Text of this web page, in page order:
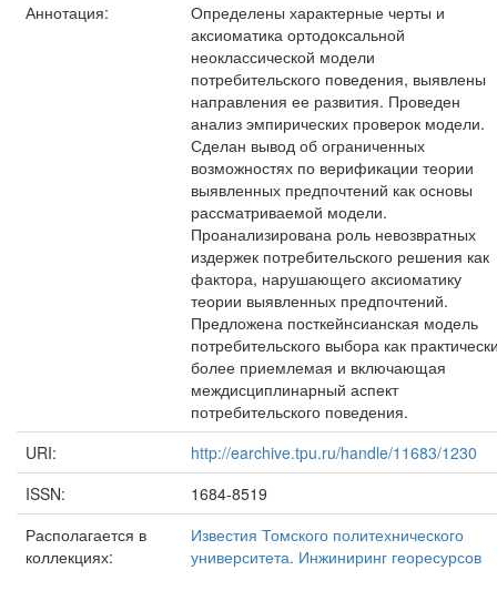
Аннотация:
Определены характерные черты и
аксиоматика ортодоксальной
неоклассической модели
потребительского поведения, выявлены
направления ее развития. Проведен
анализ эмпирических проверок модели.
Сделан вывод об ограниченных
возможностях по верификации теории
выявленных предпочтений как основы
рассматриваемой модели.
Проанализирована роль невозвратных
издержек потребительского решения как
фактора, нарушающего аксиоматику
теории выявленных предпочтений.
Предложена посткейнсианская модель
потребительского выбора как
более приемлемая и включающая
междисциплинарный аспект
потребительского поведения.
URI:
http://earchive.tpu.ru/handle/11683/1230
ISSN:
1684-8519
Располагается в
коллекциях:
Известия Томского политехнического
университета. Инжиниринг георесурсов